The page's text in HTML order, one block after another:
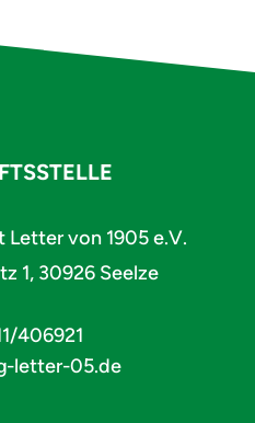
von 1905 e.V.
1, 30926 Seelze
406921
letter-05.de